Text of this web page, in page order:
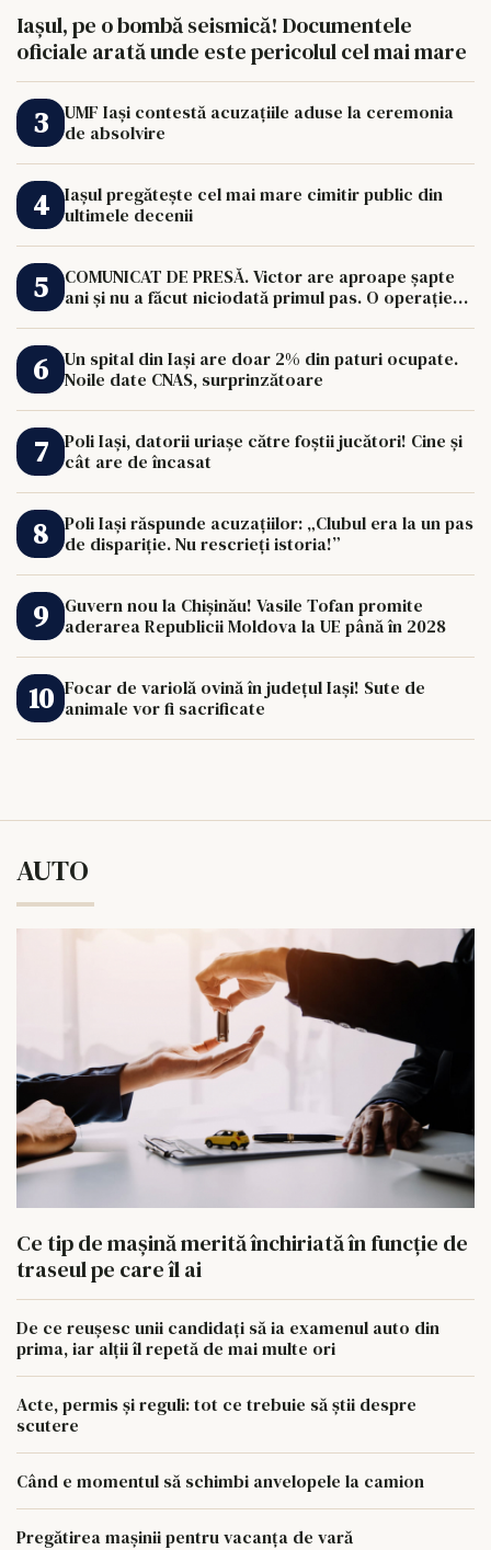
Iașul, pe o bombă seismică! Documentele
oficiale arată unde este pericolul cel mai mare
UMF Iași contestă acuzațiile aduse la ceremonia
de absolvire
Iașul pregătește cel mai mare cimitir public din
ultimele decenii
COMUNICAT DE PRESĂ. Victor are aproape șapte
ani și nu a făcut niciodată primul pas. O operație
Un spital din Iași are doar 2% din paturi ocupate.
Noile date CNAS, surprinzătoare
Poli Iași, datorii uriașe către foștii jucători! Cine și
cât are de încasat
Poli Iași răspunde acuzațiilor: „Clubul era la un pas
de dispariție. Nu rescrieți istoria!”
Guvern nou la Chișinău! Vasile Tofan promite
aderarea Republicii Moldova la UE până în 2028
Focar de variolă ovină în județul Iași! Sute de
animale vor fi sacrificate
AUTO
Ce tip de mașină merită închiriată în funcție de
traseul pe care îl ai
De ce reușesc unii candidați să ia examenul auto din
prima, iar alții îl repetă de mai multe ori
Acte, permis și reguli: tot ce trebuie să știi despre
scutere
Când e momentul să schimbi anvelopele la camion
Pregătirea mașinii pentru vacanța de vară